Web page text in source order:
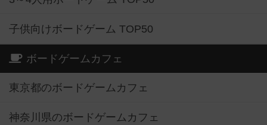
子供向けボードゲーム TOP50
ボードゲームカフェ
東京都のボードゲームカフェ
神奈川県のボードゲームカフェ